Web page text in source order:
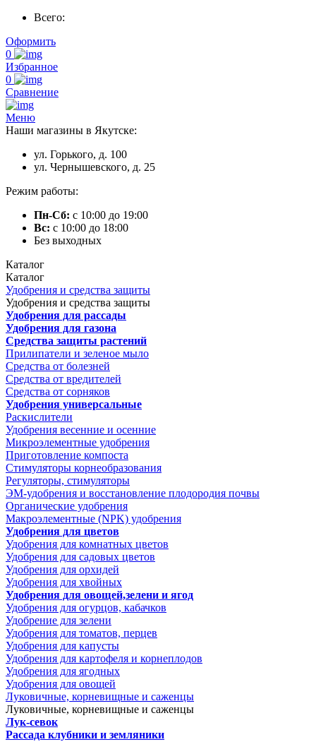
Всего:
Оформить
0
Избранное
0
Сравнение
Меню
Наши магазины в Якутске:
ул. Горького, д. 100
ул. Чернышевского, д. 25
Режим работы:
Пн-Сб: с 10:00 до 19:00
Вс: с 10:00 до 18:00
Без выходных
Каталог
Каталог
Удобрения и средства защиты
Удобрения и средства защиты
Удобрения для рассады
Удобрения для газона
Средства защиты растений
Прилипатели и зеленое мыло
Средства от болезней
Средства от вредителей
Средства от сорняков
Удобрения универсальные
Раскислители
Удобрения весенние и осенние
Микроэлементные удобрения
Приготовление компоста
Стимуляторы корнеобразования
Регуляторы, стимуляторы
ЭМ-удобрения и восстановление плодородия почвы
Органические удобрения
Макроэлементные (NPK) удобрения
Удобрения для цветов
Удобрения для комнатных цветов
Удобрения для садовых цветов
Удобрения для орхидей
Удобрения для хвойных
Удобрения для овощей,зелени и ягод
Удобрения для огурцов, кабачков
Удобрение для зелени
Удобрения для томатов, перцев
Удобрения для капусты
Удобрения для картофеля и корнеплодов
Удобрения для ягодных
Удобрения для овощей
Луковичные, корневищные и саженцы
Луковичные, корневищные и саженцы
Лук-севок
Рассада клубники и земляники